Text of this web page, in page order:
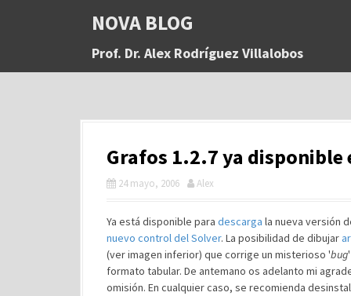
a
NOVA BLOG
Prof. Dr. Alex Rodríguez Villalobos
Grafos 1.2.7 ya disponible
24 mayo, 2006 Alex
Ya está disponible para descarga la nueva versión
nuevo control del Solver. La posibilidad de dibujar
(ver imagen inferior) que corrige un misterioso 'bug
formato tabular. De antemano os adelanto mi
omisión. En cualquier caso, se recomienda